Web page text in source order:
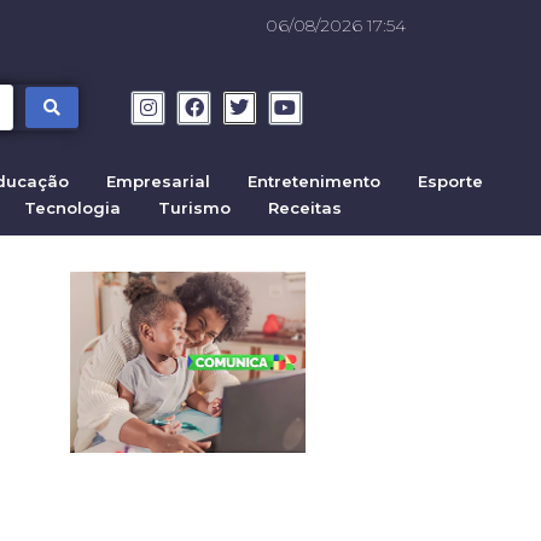
06/08/2026 17:54
Empresarial Entretenimento
Esporte
Tecnologia Turismo Receitas